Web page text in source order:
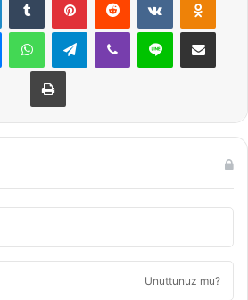
MessengerWhatsAppTelegramViber Line E-Posta ile
Yazdır
Unuttunuz mu?